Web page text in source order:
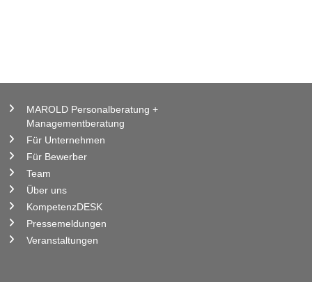
MAROLD Personalberatung +
Managementberatung
Für Unternehmen
Für Bewerber
Team
Über uns
KompetenzDESK
Pressemeldungen
Veranstaltungen